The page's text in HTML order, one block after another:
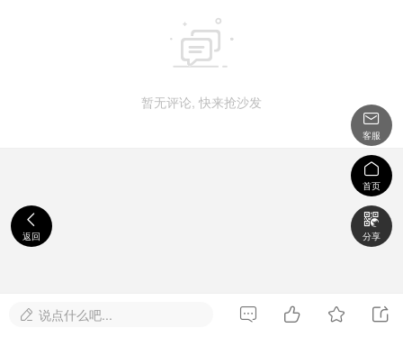

暂无评论, 快来抢沙发

返回

客服

首页

分享
 说点什么吧...    